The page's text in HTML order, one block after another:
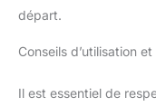
départ.
Conseils d’utilisation
Il est essentiel de